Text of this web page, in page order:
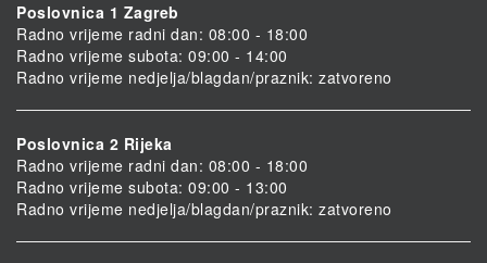
Poslovnica 1 Zagreb
Radno vrijeme radni dan: 08:00 - 18:00
Radno vrijeme subota: 09:00 - 14:00
Radno vrijeme nedjelja/blagdan/praznik: zatvoreno
Poslovnica 2 Rijeka
Radno vrijeme radni dan: 08:00 - 18:00
Radno vrijeme subota: 09:00 - 13:00
Radno vrijeme nedjelja/blagdan/praznik: zatvoreno